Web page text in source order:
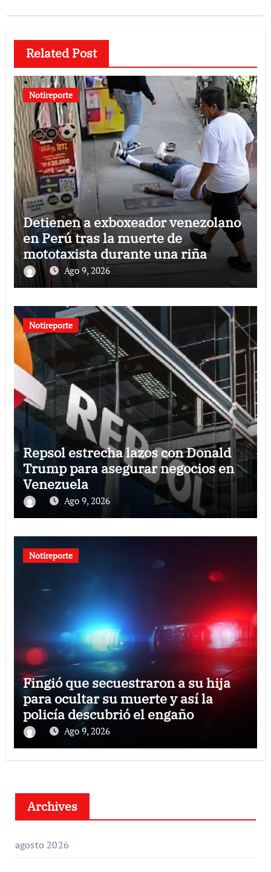
Related Post
Notireporte
Detienen a exboxeador venezolano
en Perú tras la muerte de
mototaxista durante una riña
Ago 9, 2026
Notireporte
Repsol estrecha lazos con Donald
Trump para asegurar negocios en
Venezuela
Ago 9, 2026
Notireporte
Fingió que secuestraron a su hija
para ocultar su muerte y así la
policía descubrió el engaño
Ago 9, 2026
Archives
agosto 2026